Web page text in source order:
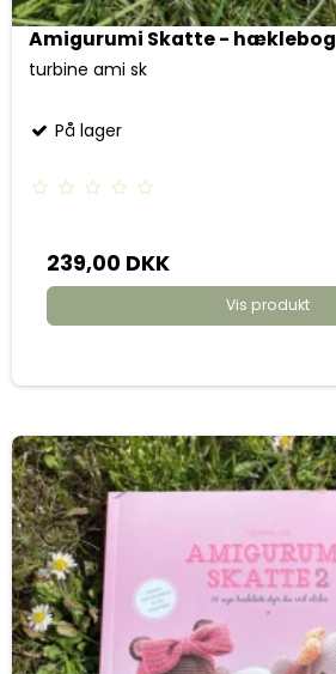
Amigurumi Skatte - hæklebog
turbine ami sk
På lager
239,00 DKK
Vis produkt